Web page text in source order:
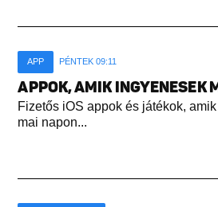
APP PÉNTEK 09:11
APPOK, AMIK INGYENESEK
Fizetős iOS appok és játékok,
mai napon...